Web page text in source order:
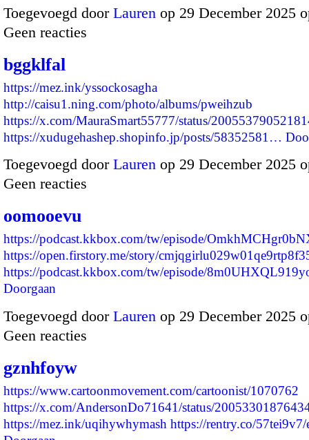
Toegevoegd door Lauren op 29 December 2025
Geen reacties
bggklfal
https://mez.ink/yssockosagha
http://caisu1.ning.com/photo/albums/pweihzub
https://x.com/MauraSmart55777/status/
https://xudugehashep.shopinfo.jp/posts/58352581…
Toegevoegd door Lauren op 29 December 2025
Geen reacties
oomooevu
https://podcast.kkbox.com/tw/episode/
https://open.firstory.me/story/
https://podcast.kkbox.com/tw/episode/
Doorgaan
Toegevoegd door Lauren op 29 December 2025
Geen reacties
gznhfoyw
https://www.cartoonmovement.com/cartoonist/1070762
https://x.com/AndersonDo71641/status/
https://mez.ink/uqihywhymash https://rentry.co/